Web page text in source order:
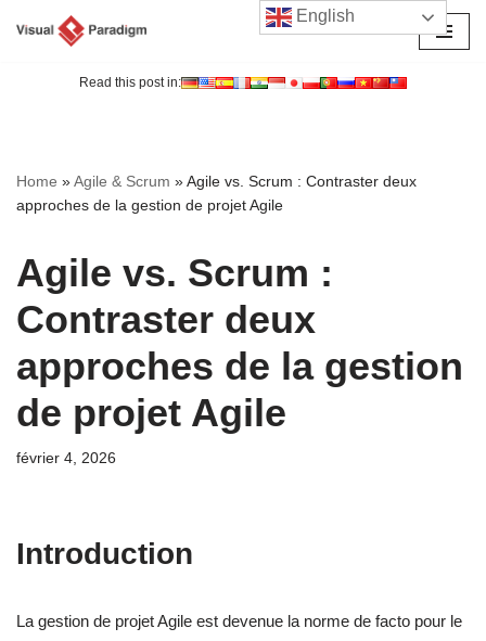
Read this post in:
Home »Agile & Scrum »Agile vs. Scrum : Contraster deux
approches de la gestion de projet Agile
Agile vs. Scrum :
Contraster deux
approches de la gestion
de projet Agile
février 4, 2026
Introduction
La gestion de projet Agile est devenue la norme de facto pour le
English